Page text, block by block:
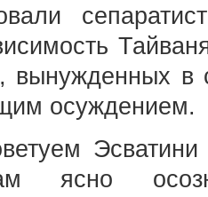
вынужденных в
осуждением.
ясно